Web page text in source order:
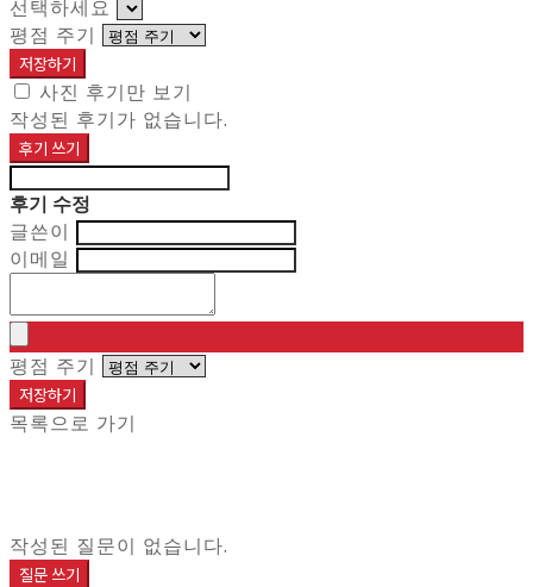
선택하세요
평점 주기
저장하기
사진 후기만 보기
작성된 후기가 없습니다.
후기 쓰기
후기 수정
글쓴이
이메일
평점 주기
저장하기
목록으로 가기
작성된 질문이 없습니다.
질문 쓰기